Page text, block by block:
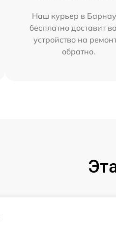
Наш курьер в
бесплатно доставит
устройство на
обратно.